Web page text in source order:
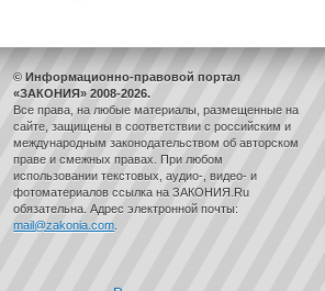
© Информационно-правовой портал
«ЗАКОНИЯ» 2008-2026.
Все права, на любые материалы, размещенные на
сайте, защищены в соответствии с российским и
международным законодательством об авторском
праве и смежных правах. При любом
использовании текстовых, аудио-, видео- и
фотоматериалов ссылка на ЗАКОНИЯ.Ru
обязательна. Адрес электронной почты:
mail@zakonia.com